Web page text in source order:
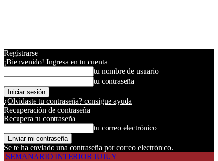
Registrarse
¡Bienvenido! Ingresa en tu cuenta
tu nombre de usuario
tu contraseña
¿Olvidaste tu contraseña? consigue ayuda
Recuperación de contraseña
Recupera tu contraseña
tu correo electrónico
Se te ha enviado una contraseña por correo electrónico.
SEMANARIO INTERIOR JUJUY